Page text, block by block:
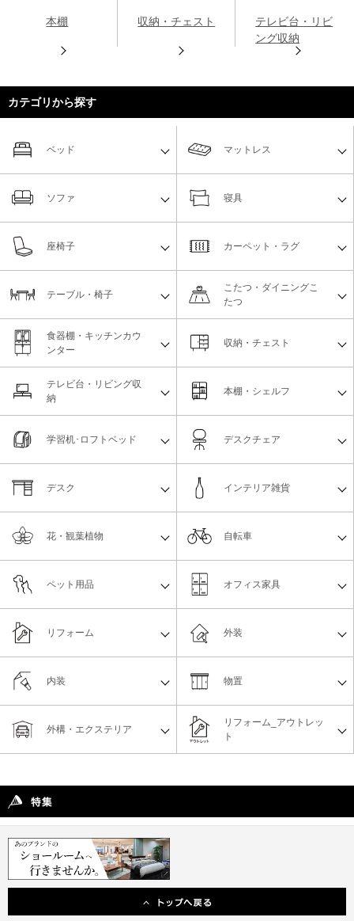
本棚 収納・チェスト
テレビ台・リビ
ング収納
カテゴリから探す
ベッド マットレス
ソファ 寝具
座椅子 カーペット・ラグ
テーブル・椅子
こたつ・ダイニングこ
たつ
食器棚・キッチンカウ
ンター
収納・チェスト
テレビ台・リビング収
納
本棚・シェルフ
学習机･ロフトベッド デスクチェア
デスク インテリア雑貨
花・観葉植物 自転車
ペット用品 オフィス家具
リフォーム
リフォーム_アウトレッ
ト
物置
外構・エクステリア
外装
内装